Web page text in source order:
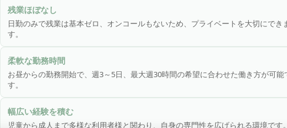
残業ほぼなし
日勤のみで残業は基本ゼロ、オンコールもないため、プライベートを大切にでき
す。
柔軟な勤務時間
お昼からの勤務開始で、週3～5日、最大週30時間の希望に合わせた働き方が可能
す。
幅広い経験を積む
児童から成人まで多様な利用者様と関わり、自身の専門性を広げられる環境です。